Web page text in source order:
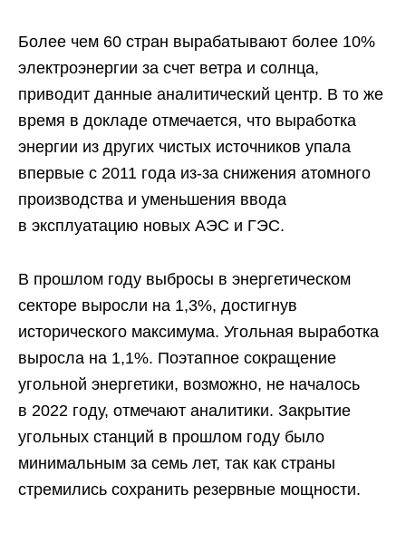
Более чем 60 стран вырабатывают более 10%
электроэнергии за счет ветра и солнца,
приводит данные аналитический центр. В то же
время в докладе отмечается, что выработка
энергии из других чистых источников упала
впервые с 2011 года из-за снижения атомного
производства и уменьшения ввода
в эксплуатацию новых АЭС и ГЭС.
В прошлом году выбросы в энергетическом
секторе выросли на 1,3%, достигнув
исторического максимума. Угольная выработка
выросла на 1,1%. Поэтапное сокращение
угольной энергетики, возможно, не началось
в 2022 году, отмечают аналитики. Закрытие
угольных станций в прошлом году было
минимальным за семь лет, так как страны
стремились сохранить резервные мощности.